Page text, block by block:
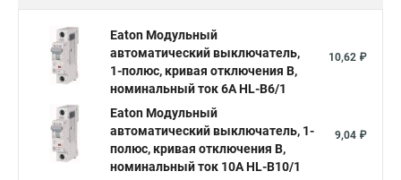
Eaton Модульный
автоматический выключатель,
1-полюс, кривая отключения B,
номинальный ток 6А HL-B6/1
10,62 ₽
Eaton Модульный
автоматический выключатель, 1-
полюс, кривая отключения B,
номинальный ток 10А HL-B10/1
9,04 ₽